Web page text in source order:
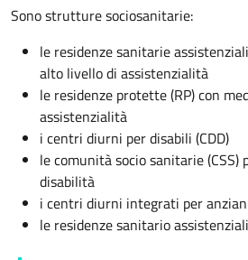
Sono strutture sociosanitarie:
le residenze sanitarie
alto livello di assistenzialità
le residenze protette (RP) con
assistenzialità
i centri diurni per disabili (CDD)
le comunità socio sanitarie (CSS)
disabilità
i centri diurni integrati per
le residenze sanitario